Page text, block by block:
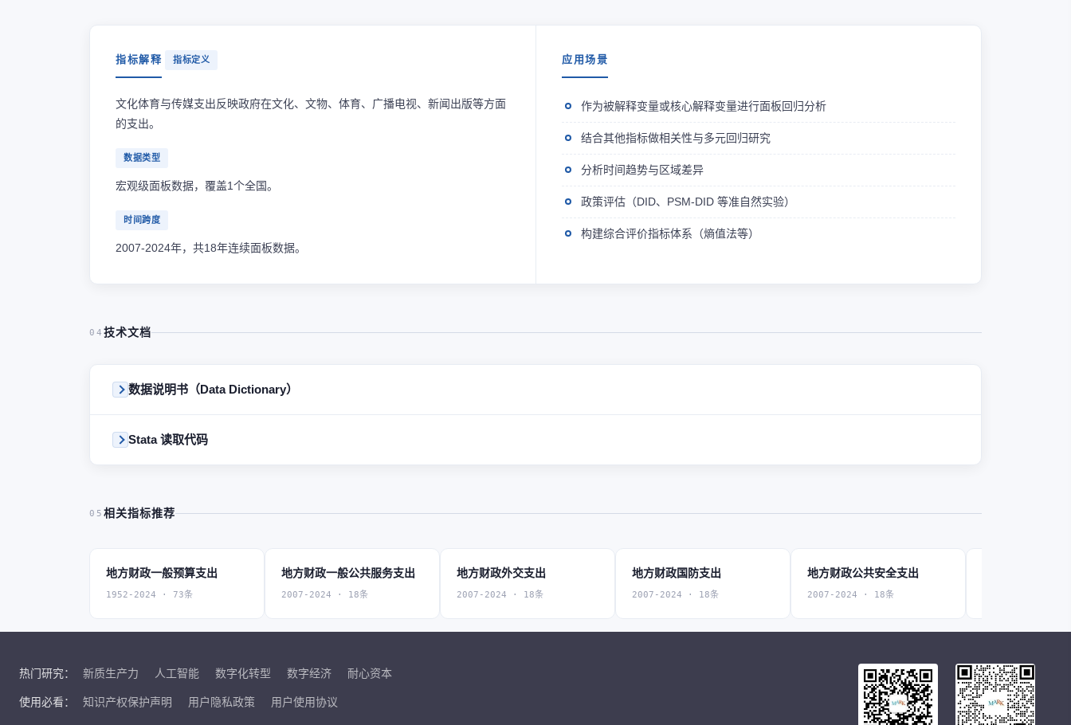
指标解释 指标定义
文化体育与传媒支出反映政府在文化、文物、体育、广播电视、新闻出版等方面
的支出。
数据类型
宏观级面板数据，覆盖1个全国。
时间跨度
2007-2024年，共18年连续面板数据。
应用场景
作为被解释变量或核心解释变量进行面板回归分析
结合其他指标做相关性与多元回归研究
分析时间趋势与区域差异
政策评估（DID、PSM-DID 等准自然实验）
构建综合评价指标体系（熵值法等）
04 技术文档
数据说明书（Data Dictionary）
Stata 读取代码
05 相关指标推荐
地方财政一般预算支出
1952-2024 · 73条
地方财政一般公共服务支出
2007-2024 · 18条
地方财政外交支出
2007-2024 · 18条
地方财政国防支出
2007-2024 · 18条
地方财政公共安全支出
2007-2024 · 18条
热门研究： 新质生产力 人工智能 数字化转型 数字经济 耐心资本
使用必看： 知识产权保护声明 用户隐私政策 用户使用协议